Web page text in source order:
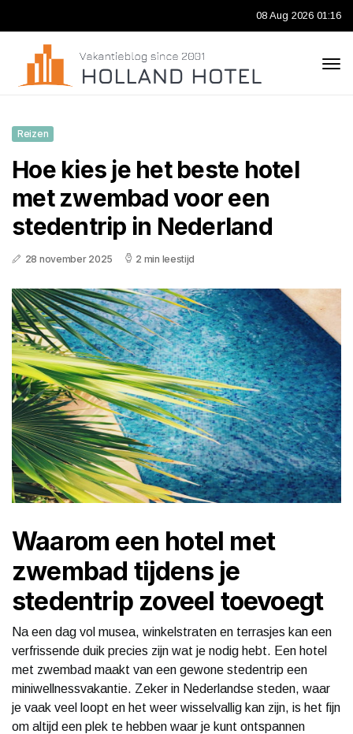
08 Aug 2026 01:16
Reizen
Hoe kies je het beste hotel
met zwembad voor een
stedentrip in Nederland
28 november 2025 2 min leestijd
Waarom een hotel met
zwembad tijdens je
stedentrip zoveel toevoegt
Na een dag vol musea, winkelstraten en terrasjes kan een
verfrissende duik precies zijn wat je nodig hebt. Een hotel
met zwembad maakt van een gewone stedentrip een
miniwellnessvakantie. Zeker in Nederlandse steden, waar
je vaak veel loopt en het weer wisselvallig kan zijn, is het fijn
om altijd een plek te hebben waar je kunt ontspannen